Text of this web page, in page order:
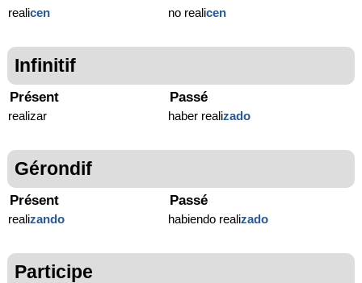
realicen
no realicen
Infinitif
Présent
realizar
Passé
haber realizado
Gérondif
Présent
realizando
Passé
habiendo realizado
Participe